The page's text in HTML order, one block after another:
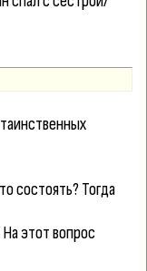
состоять? Тогда
На этот вопрос